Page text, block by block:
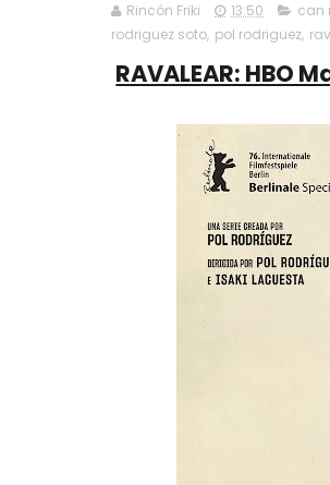
Rincón Friki 13:50 can
rodriguez soto, pol rodriguez,
RAVALEAR: HBO